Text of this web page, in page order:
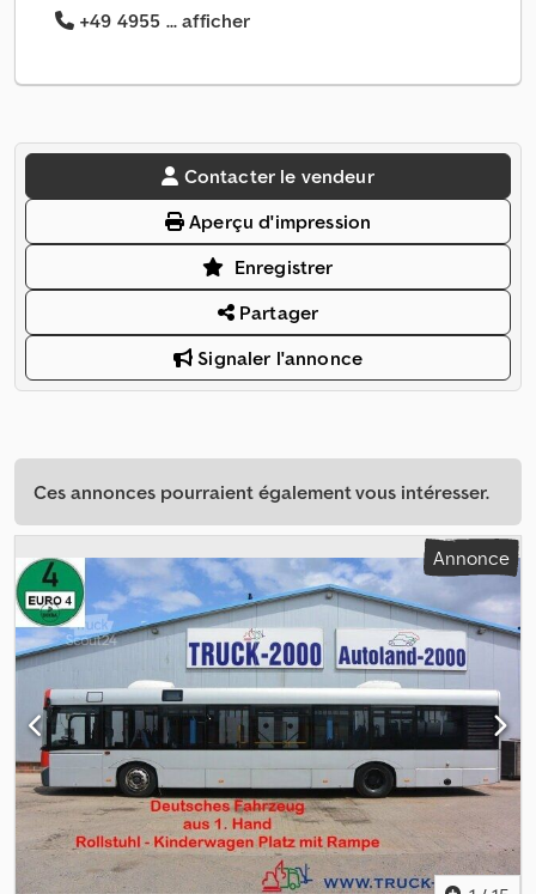
+49 4955 ... afficher
Contacter le vendeur
Aperçu d'impression
Enregistrer
Partager
Signaler l'annonce
Ces annonces pourraient également vous intéresser.
Annonce